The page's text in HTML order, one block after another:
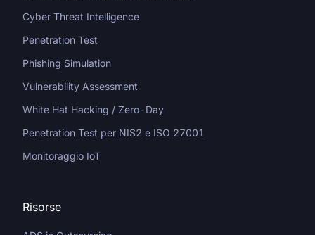
Cyber Threat Intelligence
Penetration Test
Phishing Simulation
Vulnerability Assessment
White Hat Hacking / Zero-Day
Penetration Test per NIS2 e ISO 27001
Monitoraggio IoT
Risorse